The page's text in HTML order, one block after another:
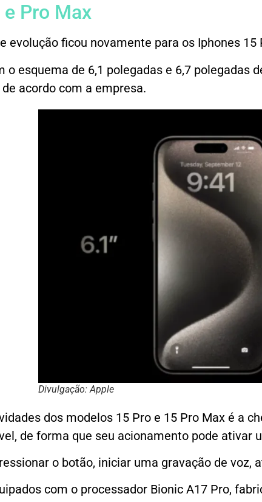
Pro Max
evolução ficou novamente para os Iphones 15
o esquema de 6,1 polegadas e 6,7
acordo com a empresa.
Divulgação: Apple
dos modelos 15 Pro e 15 Pro Max é a
de forma que seu acionamento pode ativar
o botão, iniciar uma gravação de
com o processador Bionic A17 Pro,